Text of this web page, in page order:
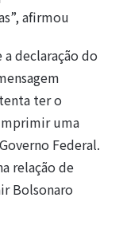
afirmou
declaração do
ter o
uma
Federal.
relação de
Bolsonaro